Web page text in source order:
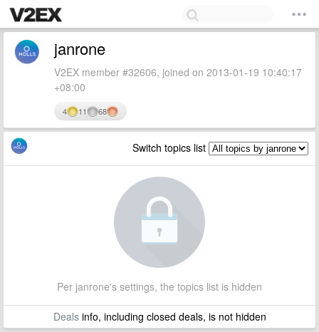
janrone
V2EX member #32606, joined on 2013-01-19 10:40:17
+08:00
4 11 68
Switch topics list
Per janrone's settings, the topics list is hidden
Dealsinfo, including closed deals, is not hidden